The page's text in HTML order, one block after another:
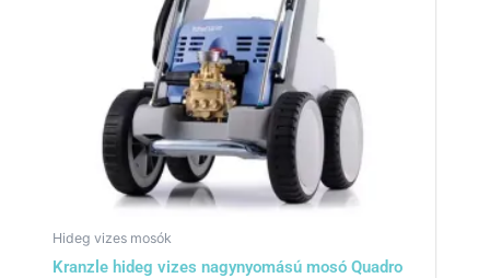
Hideg vizes mosók
Kranzle hideg vizes nagynyomású mosó Quadro